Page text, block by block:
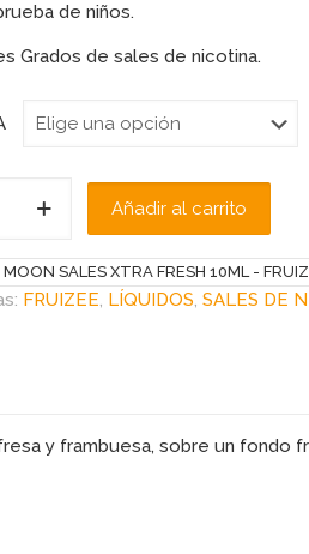
de niños.
Grados de sales de nicotina.
Añadir al carrito
MOON SALES XTRA FRESH 10ML -
FRUIZEE, LÍQUIDOS, SALES DE
y frambuesa, sobre un fondo